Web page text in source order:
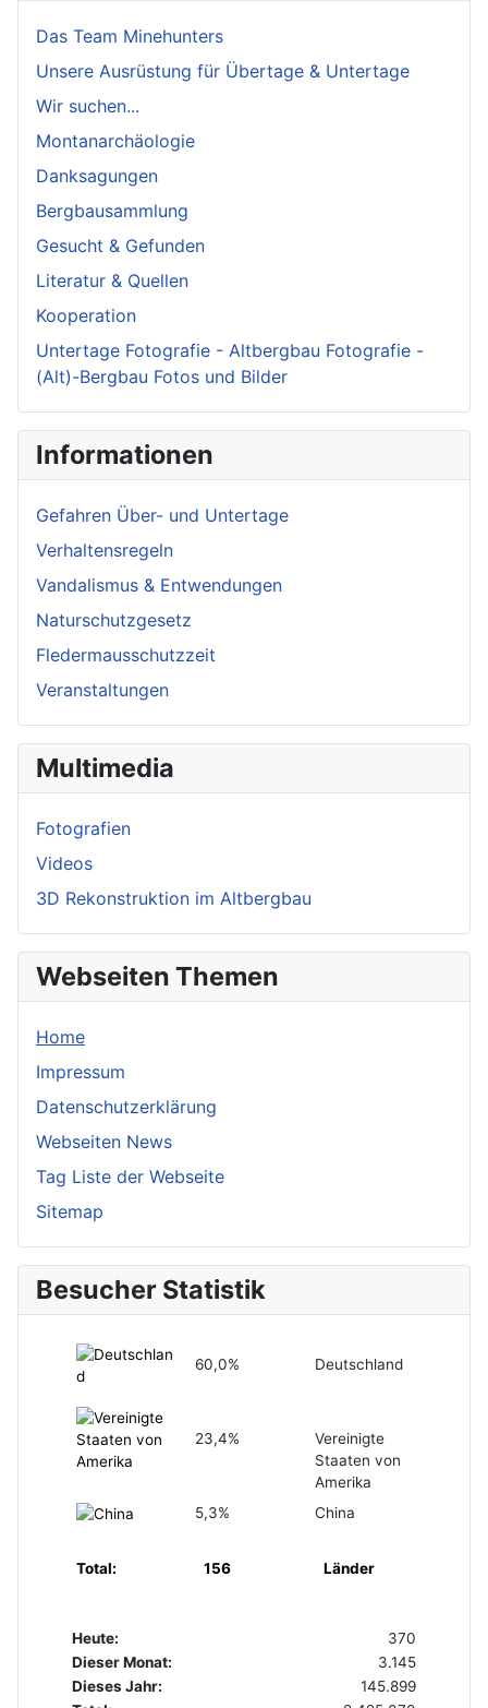
Das Team Minehunters
Unsere Ausrüstung für Übertage & Untertage
Wir suchen...
Montanarchäologie
Danksagungen
Bergbausammlung
Gesucht & Gefunden
Literatur & Quellen
Kooperation
Untertage Fotografie - Altbergbau Fotografie -
(Alt)-Bergbau Fotos und Bilder
Informationen
Gefahren Über- und Untertage
Verhaltensregeln
Vandalismus & Entwendungen
Naturschutzgesetz
Fledermausschutzzeit
Veranstaltungen
Multimedia
Fotografien
Videos
3D Rekonstruktion im Altbergbau
Webseiten Themen
Home
Impressum
Datenschutzerklärung
Webseiten News
Tag Liste der Webseite
Sitemap
Besucher Statistik
60,0% Deutschland
23,4%
Vereinigte
Staaten von
Amerika
5,3%
China
Total: 156 Länder
Heute:
370
Dieser Monat:
3.145
Dieses Jahr:
145.899